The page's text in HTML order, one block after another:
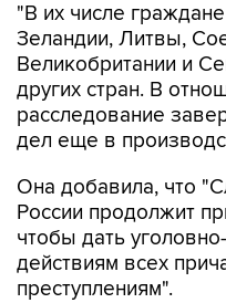
"В их числе
Зеландии, Литвы,
Великобритании и
других стран. В
расследование
дел еще в
Она добавила, что
России продолжит
чтобы дать
действиям всех
преступлениям".